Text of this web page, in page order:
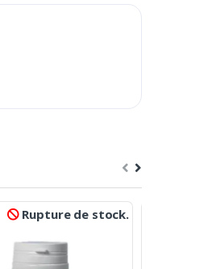
Rupture de stock.